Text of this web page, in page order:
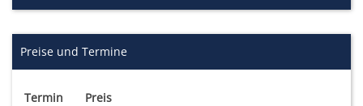
Preise und Termine
Termin Preis